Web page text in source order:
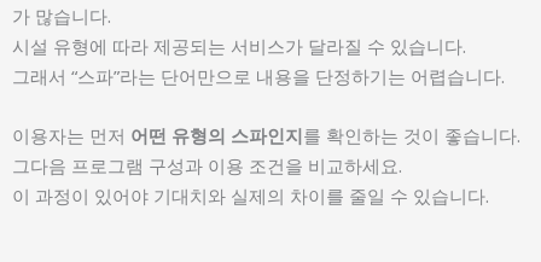
가 많습니다.
시설 유형에 따라 제공되는 서비스가 달라질 수 있습니다.
그래서 “스파”라는 단어만으로 내용을 단정하기는 어렵습니다.
이용자는 먼저 어떤 유형의 스파인지를 확인하는 것이 좋습니다.
그다음 프로그램 구성과 이용 조건을 비교하세요.
이 과정이 있어야 기대치와 실제의 차이를 줄일 수 있습니다.